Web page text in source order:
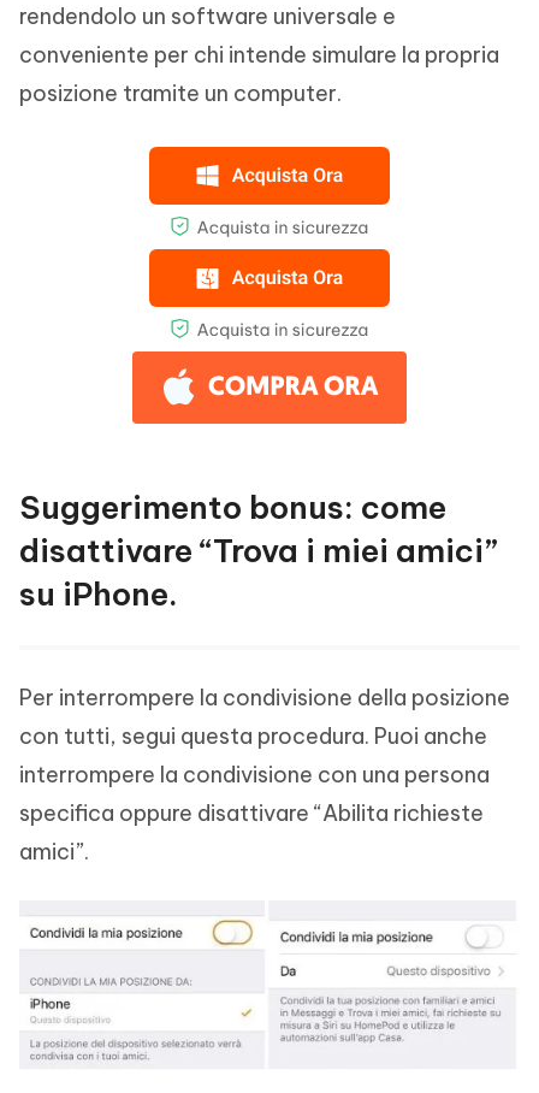
rendendolo un software universale e
conveniente per chi intende simulare la propria
posizione tramite un computer.
Suggerimento bonus: come
disattivare “Trova i miei amici”
su iPhone.
Per interrompere la condivisione della posizione
con tutti, segui questa procedura. Puoi anche
interrompere la condivisione con una persona
specifica oppure disattivare “Abilita richieste
amici”.